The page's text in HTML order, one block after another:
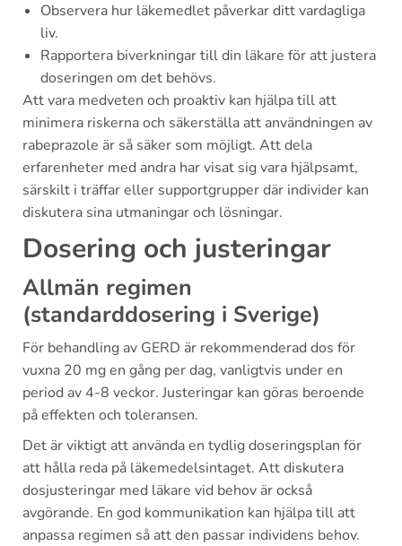
Observera hur läkemedlet påverkar ditt vardagliga
liv.
Rapportera biverkningar till din läkare för att justera
doseringen om det behövs.
Att vara medveten och proaktiv kan hjälpa till att
minimera riskerna och säkerställa att användningen av
rabeprazole är så säker som möjligt. Att dela
erfarenheter med andra har visat sig vara hjälpsamt,
särskilt i träffar eller supportgrupper där individer kan
diskutera sina utmaningar och lösningar.
Dosering och justeringar
Allmän regimen
(standarddosering i Sverige)
För behandling av GERD är rekommenderad dos för
vuxna 20 mg en gång per dag, vanligtvis under en
period av 4-8 veckor. Justeringar kan göras beroende
på effekten och toleransen.
Det är viktigt att använda en tydlig doseringsplan för
att hålla reda på läkemedelsintaget. Att diskutera
dosjusteringar med läkare vid behov är också
avgörande. En god kommunikation kan hjälpa till att
anpassa regimen så att den passar individens behov.